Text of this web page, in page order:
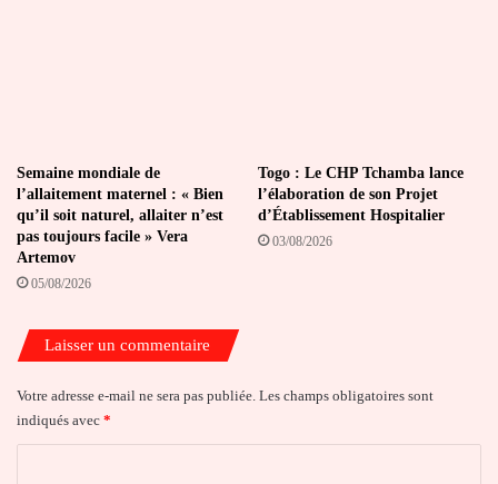
Semaine mondiale de
l’allaitement maternel : « Bien
qu’il soit naturel, allaiter n’est
pas toujours facile » Vera
Artemov
05/08/2026
Togo : Le CHP Tchamba lance
l’élaboration de son Projet
d’Établissement Hospitalier
03/08/2026
Laisser un commentaire
Votre adresse e-mail ne sera pas publiée. Les champs obligatoires sont
indiqués avec *